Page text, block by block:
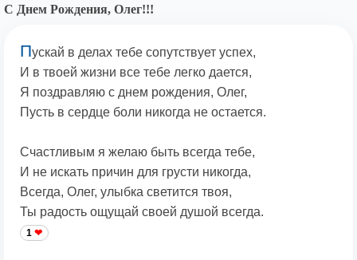
С Днем Рождения, Олег!!!
Пускай в делах тебе сопутствует успех,
И в твоей жизни все тебе легко дается,
Я поздравляю с днем рождения, Олег,
Пусть в сердце боли никогда не остается.
Счастливым я желаю быть всегда тебе,
И не искать причин для грусти никогда,
Всегда, Олег, улыбка светится твоя,
Ты радость ощущай своей душой всегда.
1